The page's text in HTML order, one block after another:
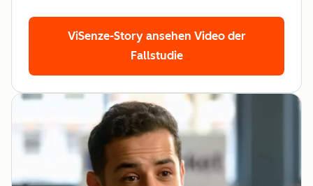
ViSenze-Story ansehen Video der
Fallstudie